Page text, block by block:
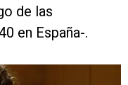
de las
en España-.